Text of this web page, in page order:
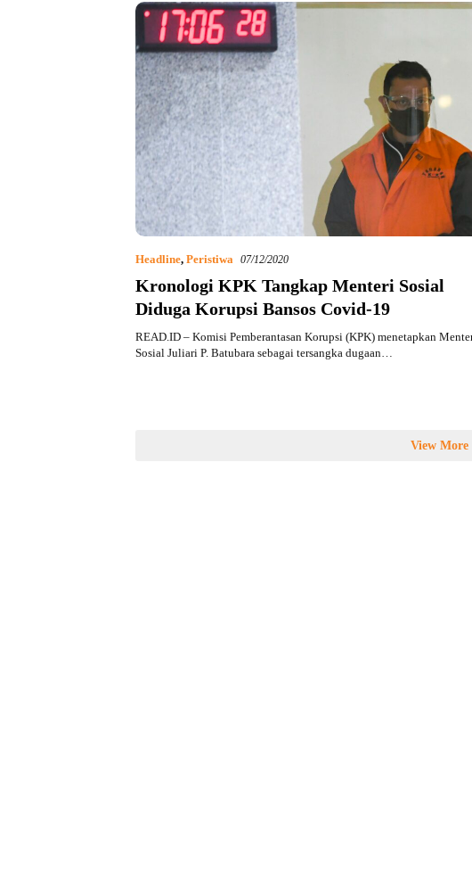
Headline, Peristiwa 07/12/2020
Kronologi KPK Tangkap Menteri Sosial
Diduga Korupsi Bansos Covid-19
READ.ID – Komisi Pemberantasan Korupsi (KPK) menetapkan
Sosial Juliari P. Batubara sebagai tersangka dugaan…
View More